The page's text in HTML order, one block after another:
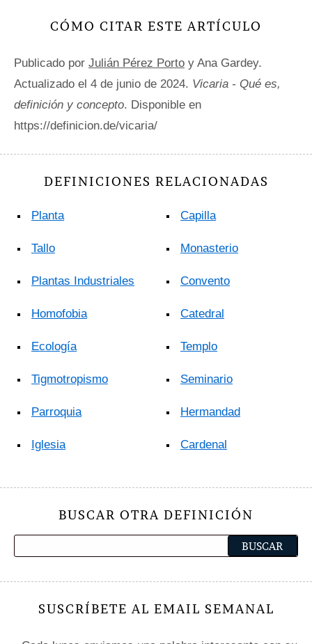
CÓMO CITAR ESTE ARTÍCULO
Publicado por Julián Pérez Porto y Ana Gardey.
Actualizado el 4 de junio de 2024. Vicaria - Qué es,
definición y concepto. Disponible en
https://definicion.de/vicaria/
DEFINICIONES RELACIONADAS
Planta
Tallo
Plantas Industriales
Homofobia
Ecología
Tigmotropismo
Parroquia
Iglesia
Capilla
Monasterio
Convento
Catedral
Templo
Seminario
Hermandad
Cardenal
BUSCAR OTRA DEFINICIÓN
SUSCRÍBETE AL EMAIL SEMANAL